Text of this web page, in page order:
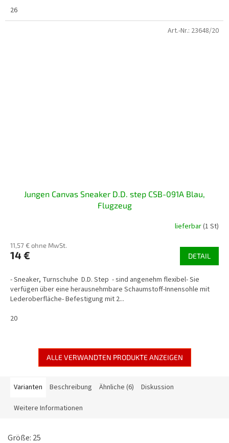
26
Jungen Canvas Sneaker D.D. step CSB-091A Blau,
Flugzeug
lieferbar(1 St)
11,57 € ohne MwSt.
14 € DETAIL
- Sneaker, Turnschuhe D.D. Step - sind angenehm flexibel- Sie
verfügen über eine herausnehmbare Schaumstoff-Innensohle mit
Lederoberfläche- Befestigung mit 2...
20
Art.-Nr.: 23648/20
ALLE VERWANDTEN PRODUKTE ANZEIGEN
Varianten Beschreibung Ähnliche (6) Diskussion
Weitere Informationen
Größe: 25